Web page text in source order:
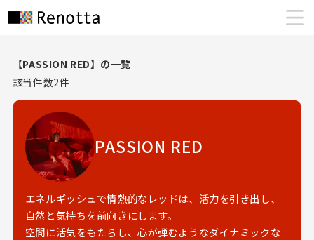
【PASSION RED】の一覧
該当件数2件
PASSION RED
エネルギッシュで情熱的なレッドは、活力を引き出し、
自然と気持ちを前向きにします。
空間に活気をもたらし、心が弾むようなダイナミックな